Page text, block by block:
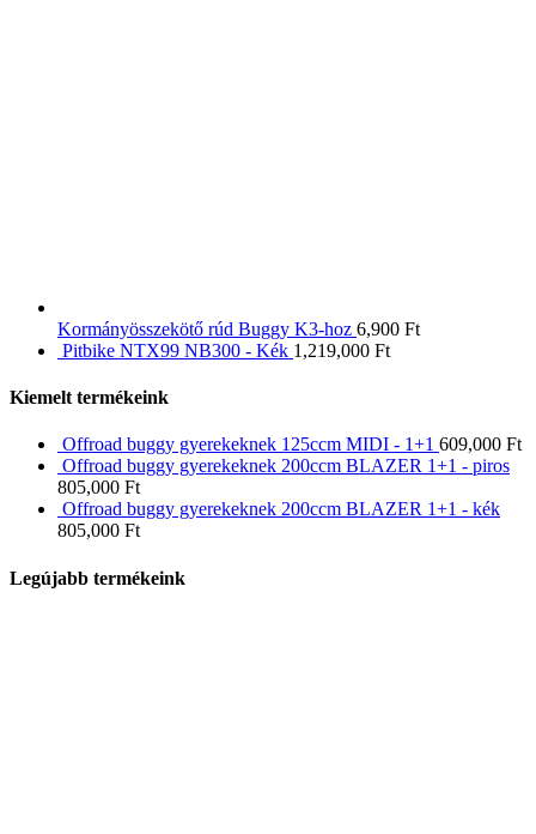
Kormányösszekötő rúd Buggy K3-hoz 6,900 Ft
Pitbike NTX99 NB300 - Kék 1,219,000 Ft
Kiemelt termékeink
Offroad buggy gyerekeknek 125ccm MIDI - 1+1 609,000 Ft
Offroad buggy gyerekeknek 200ccm BLAZER 1+1 - piros
805,000 Ft
Offroad buggy gyerekeknek 200ccm BLAZER 1+1 - kék
805,000 Ft
Legújabb termékeink